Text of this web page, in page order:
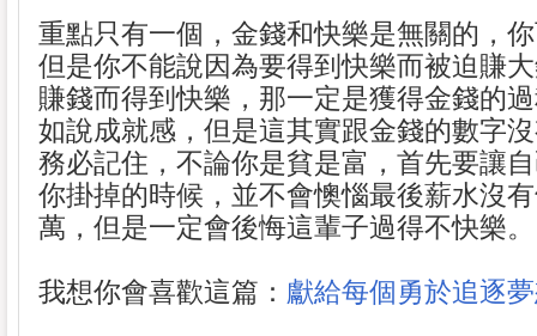
重點只有一個，金錢和快樂是無關的，
但是你不能說因為要得到快樂而被迫賺
賺錢而得到快樂，那一定是獲得金錢的
如說成就感，但是這其實跟金錢的數字
務必記住，不論你是貧是富，首先要讓
你掛掉的時候，並不會懊惱最後薪水沒
萬，但是一定會後悔這輩子過得不快樂。
我想你會喜歡這篇： 獻給每個勇於追逐